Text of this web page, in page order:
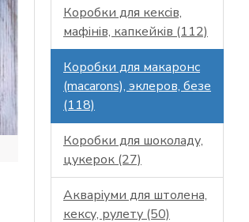
Коробки для кексів,
мафінів, капкейків (112)
Коробки для макаронс
(macarons), эклеров, безе
(118)
Коробки для шоколаду,
цукерок (27)
Акваріуми для штолена,
кексу, рулету (50)